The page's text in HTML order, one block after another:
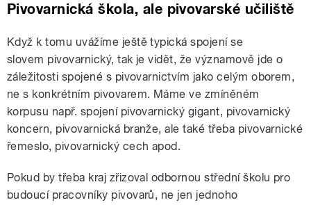
Pivovarnická škola, ale pivovarské učiliště
Když k tomu uvážíme ještě typická spojení se
slovem pivovarnický, tak je vidět, že významově jde o
záležitosti spojené s pivovarnictvím jako celým oborem,
ne s konkrétním pivovarem. Máme ve zmíněném
korpusu např. spojení pivovarnický gigant, pivovarnický
koncern, pivovarnická branže, ale také třeba pivovarnické
řemeslo, pivovarnický cech apod.
Pokud by třeba kraj zřizoval odbornou střední školu pro
budoucí pracovníky pivovarů, ne jen jednoho